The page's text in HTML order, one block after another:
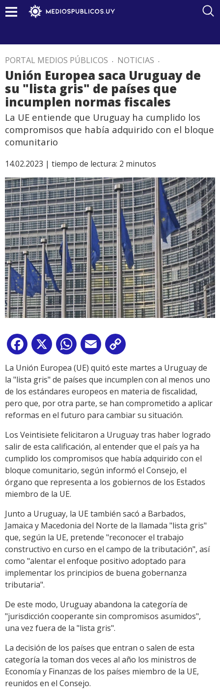
PORTAL MEDIOS PÚBLICOS . NOTICIAS .
Unión Europea saca Uruguay de
su "lista gris" de países que
incumplen normas fiscales
La UE entiende que Uruguay ha cumplido los
compromisos que había adquirido con el bloque
comunitario
14.02.2023 | tiempo de lectura: 2 minutos
Facebook
X WhatsApp
Email
Link
La Unión Europea (UE) quitó este martes a Uruguay de
la "lista gris" de países que incumplen con al menos uno
de los estándares europeos en materia de fiscalidad,
pero que, por otra parte, se han comprometido a aplicar
reformas en el futuro para cambiar su situación.
Los Veintisiete felicitaron a Uruguay tras haber logrado
salir de esta calificación, al entender que el país ya ha
cumplido los compromisos que había adquirido con el
bloque comunitario, según informó el Consejo, el
órgano que representa a los gobiernos de los Estados
miembro de la UE.
Junto a Uruguay, la UE también sacó a Barbados,
Jamaica y Macedonia del Norte de la llamada "lista gris"
que, según la UE, pretende "reconocer el trabajo
constructivo en curso en el campo de la tributación", así
como "alentar el enfoque positivo adoptado para
implementar los principios de buena gobernanza
tributaria".
De este modo, Uruguay abandona la categoría de
"jurisdicción cooperante sin compromisos asumidos",
una vez fuera de la "lista gris".
La decisión de los países que entran o salen de esta
categoría la toman dos veces al año los ministros de
Economía y Finanzas de los países miembro de la UE,
reunidos en el Consejo.